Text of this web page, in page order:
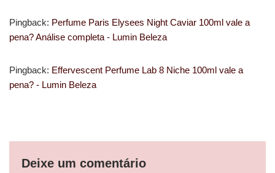
Pingback: Perfume Paris Elysees Night Caviar 100ml vale a
pena? Análise completa - Lumin Beleza
Pingback: Effervescent Perfume Lab 8 Niche 100ml vale a
pena? - Lumin Beleza
Deixe um comentário